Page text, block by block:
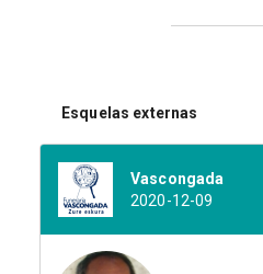
Esquelas externas
Vascongada
2020-12-09